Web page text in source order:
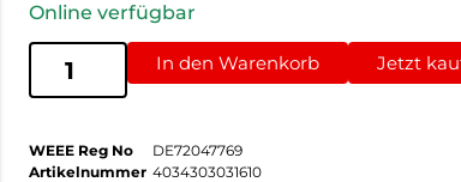
Online verfügbar
In den Warenkorb Jetzt
WEEE Reg No
DE72047769
Artikelnummer 4034303031610